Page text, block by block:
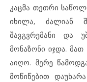
კაცმა თეთრი
იხილა, ძალიან
შავგვრემანი და
მონაზონი იჯდა. მათ
აიღო. მერე
მოწიწებით